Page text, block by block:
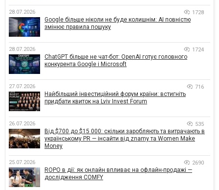
28.07.2026 1728
Google більше ніколи не буде колишнім: AI повністю
змінює правила пошуку
28.07.2026 1724
ChatGPT більше не чат-бот: OpenAI готує головного
конкурента Google і Microsoft
27.07.2026 716
Найбільший інвестиційний форум країни: встигніть
придбати квиток на Lviv Invest Forum
26.07.2026 535
Від $700 до $15 000: скільки заробляють та витрачають в
українському PR — інсайти від znamy та Women Make
Money
25.07.2026 2690
ROPO в дії: як онлайн впливає на офлайн-продажі —
дослідження COMFY